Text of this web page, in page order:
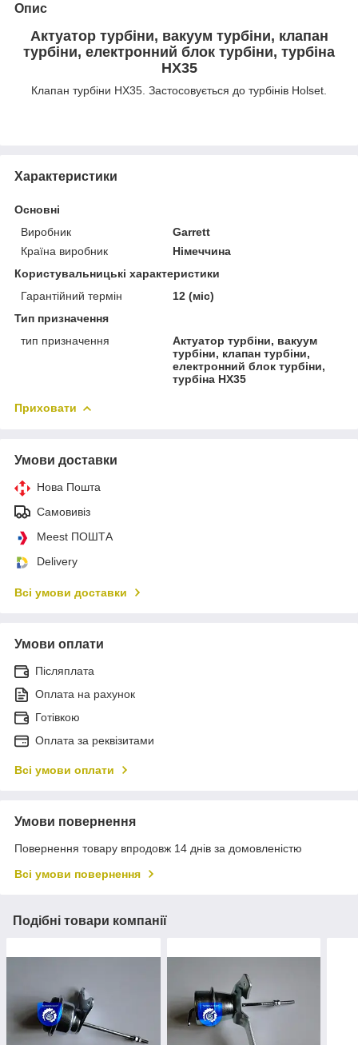
Опис
Актуатор турбіни, вакуум турбіни, клапан
турбіни, електронний блок турбіни, турбіна
HX35
Клапан турбіни HX35. Застосовується до турбінів Holset.
Характеристики
Основні
Виробник
Garrett
Країна виробник
Німеччина
Користувальницькі характеристики
Гарантійний термін
12 (міс)
Тип призначення
тип призначення
Актуатор турбіни, вакуум
турбіни, клапан турбіни,
електронний блок турбіни,
турбіна HX35
Приховати
Умови доставки
Нова Пошта
Самовивіз
Meest ПОШТА
Delivery
Всі умови доставки
Умови оплати
Післяплата
Оплата на рахунок
Готівкою
Оплата за реквізитами
Всі умови оплати
Умови повернення
Повернення товару впродовж 14 днів за домовленістю
Всі умови повернення
Подібні товари компанії